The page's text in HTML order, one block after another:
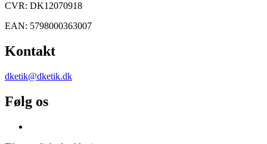
CVR: DK12070918
EAN: 5798000363007
Kontakt
dketik@dketik.dk
Følg os